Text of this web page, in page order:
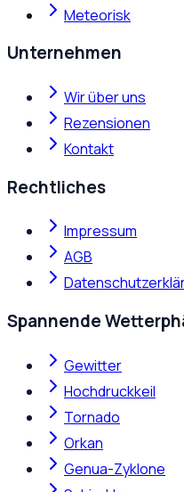
Meteorisk
Unternehmen
Wir über uns
Rezensionen
Kontakt
Rechtliches
Impressum
AGB
Spannende
Gewitter
Hochdruckkeil
Tornado
Orkan
Genua-Zyklone